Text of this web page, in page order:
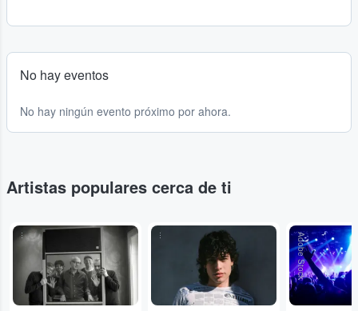
No hay eventos
No hay ningún evento próximo por ahora.
Artistas populares cerca de ti
... ... Adobe Stock